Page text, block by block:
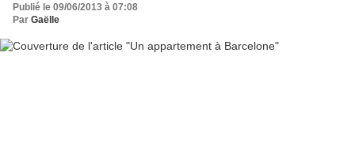
Publié le 09/06/2013 à 07:08
Par Gaëlle